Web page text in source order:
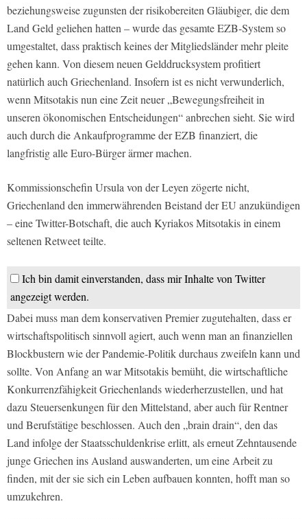
beziehungsweise zugunsten der risikobereiten Gläubiger, die dem
Land Geld geliehen hatten – wurde das gesamte EZB-System so
umgestaltet, dass praktisch keines der Mitgliedsländer mehr pleite
gehen kann. Von diesem neuen Gelddrucksystem profitiert
natürlich auch Griechenland. Insofern ist es nicht verwunderlich,
wenn Mitsotakis nun eine Zeit neuer „Bewegungsfreiheit in
unseren ökonomischen Entscheidungen“ anbrechen sieht. Sie wird
auch durch die Ankaufprogramme der EZB finanziert, die
langfristig alle Euro-Bürger ärmer machen.
Kommissionschefin Ursula von der Leyen zögerte nicht,
Griechenland den immerwährenden Beistand der EU anzukündigen
– eine Twitter-Botschaft, die auch Kyriakos Mitsotakis in einem
seltenen Retweet teilte.
Ich bin damit einverstanden, dass mir Inhalte von Twitter
angezeigt werden.
Dabei muss man dem konservativen Premier zugutehalten, dass er
wirtschaftspolitisch sinnvoll agiert, auch wenn man an finanziellen
Blockbustern wie der Pandemie-Politik durchaus zweifeln kann und
sollte. Von Anfang an war Mitsotakis bemüht, die wirtschaftliche
Konkurrenzfähigkeit Griechenlands wiederherzustellen, und hat
dazu Steuersenkungen für den Mittelstand, aber auch für Rentner
und Berufstätige beschlossen. Auch den „brain drain“, den das
Land infolge der Staatsschuldenkrise erlitt, als erneut Zehntausende
junge Griechen ins Ausland auswanderten, um eine Arbeit zu
finden, mit der sie sich ein Leben aufbauen konnten, hofft man so
umzukehren.